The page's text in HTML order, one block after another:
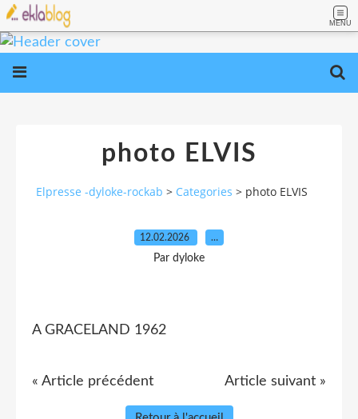
MENU
photo ELVIS
Elpresse -dyloke-rockab > Categories > photo ELVIS
12.02.2026 …
Par dyloke
A GRACELAND 1962
« Article précédent Article suivant »